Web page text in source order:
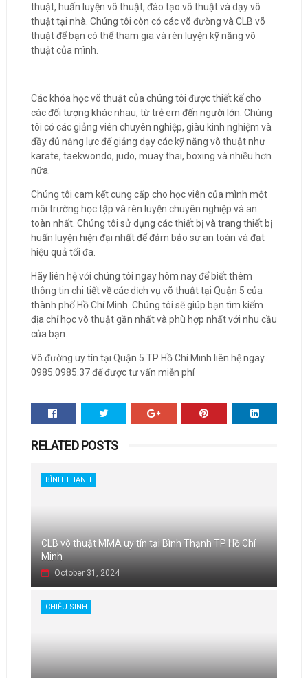
thuật, huấn luyện võ thuật, đào tạo võ thuật và dạy võ
thuật tại nhà. Chúng tôi còn có các võ đường và CLB võ
thuật để bạn có thể tham gia và rèn luyện kỹ năng võ
thuật của mình.
Các khóa học võ thuật của chúng tôi được thiết kế cho
các đối tượng khác nhau, từ trẻ em đến người lớn. Chúng
tôi có các giảng viên chuyên nghiệp, giàu kinh nghiệm và
đầy đủ năng lực để giảng dạy các kỹ năng võ thuật như
karate, taekwondo, judo, muay thai, boxing và nhiều hơn
nữa.
Chúng tôi cam kết cung cấp cho học viên của mình một
môi trường học tập và rèn luyện chuyên nghiệp và an
toàn nhất. Chúng tôi sử dụng các thiết bị và trang thiết bị
huấn luyện hiện đại nhất để đảm bảo sự an toàn và đạt
hiệu quả tối đa.
Hãy liên hệ với chúng tôi ngay hôm nay để biết thêm
thông tin chi tiết về các dịch vụ võ thuật tại Quận 5 của
thành phố Hồ Chí Minh. Chúng tôi sẽ giúp bạn tìm kiếm
địa chỉ học võ thuật gần nhất và phù hợp nhất với nhu cầu
của bạn.
Võ đường uy tín tại Quận 5 TP Hồ Chí Minh liên hệ ngay
0985.0985.37 để được tư vấn miễn phí
RELATED POSTS
BÌNH THẠNH
CLB võ thuật MMA uy tín tại Bình Thạnh TP Hồ Chí
Minh
October 31, 2024
CHIÊU SINH